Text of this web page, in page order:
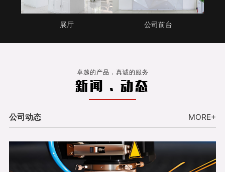
展厅 公司前台
卓越的产品，真诚的服务
新闻 . 动态
公司动态 MORE+